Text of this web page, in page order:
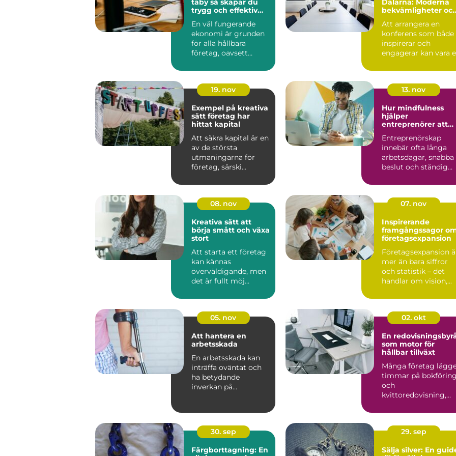
trygg och effektiv
En väl fungerande
ekonomi är grunden
för alla hållbara
företag, oavsett
och medel...
bekvämligheter
Att arrangera en
konferens som både
inspirerar och
engagerar kan vara
D...
19. nov
Exempel på kreativa
sätt företag har
hittat kapital
Att säkra kapital är en
av de största
utmaningarna för
företag, särski...
13. nov
Hur mindfulness
hjälper
entreprenörer att
Entreprenörskap
innebär ofta långa
arbetsdagar, snabba
beslut och ständig
08. nov
Kreativa sätt att
börja smått och växa
stort
Att starta ett företag
kan kännas
överväldigande, men
det är fullt möj...
07. nov
Inspirerande
framgångssagor
företagsexpansion
Företagsexpansion
mer än bara siffror
och statistik – det
handlar om vision,...
05. nov
Att hantera en
arbetsskada
En arbetsskada kan
inträffa oväntat och
ha betydande
inverkan på
02. okt
En
som motor för
hållbar tillväxt
Många företag
timmar på bokföring
och
kvittoredovisning,
30. sep
Färgborttagning: En
29. sep
Sälja silver: En